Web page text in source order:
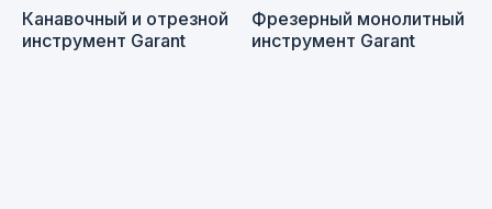
Канавочный и отрезной
инструмент Garant
Фрезерный монолитный
инструмент Garant